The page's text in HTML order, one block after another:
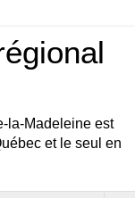
la-Madeleine est
et le seul en